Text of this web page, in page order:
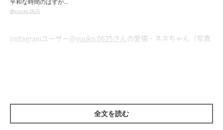
平和な時間のはずが…
@yuuko.0625
Instagramユーザー@yuuko.0625さんの愛猫・ネネちゃん（写真
全文を読む